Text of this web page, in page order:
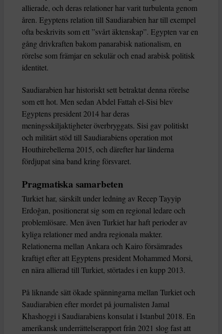
allierade, och deras relationer har varit turbulenta genom
åren. Egyptens relation till Saudiarabien har till exempel
ofta beskrivits som ett ”svårt äktenskap”. Egypten var en
gång drivkraften bakom panarabisk nationalism, en
rörelse som främjar en sekulär och enad arabisk politisk
identitet.
Saudiarabien har historiskt sett betraktat denna rörelse
som ett hot. Men sedan Abdel Fattah el-Sisi blev
Egyptens president 2014 har deras
meningsskiljaktigheter överbryggats. Sisi gav politiskt
och militärt stöd till Saudiarabiens operation mot
Houthirebellerna 2015, och därefter har länderna
fördjupat sina band kring försvaret.
Pragmatiska samarbeten
Turkiet har, särskilt under ledning av Recep Tayyip
Erdoğan, positionerat sig som en regional ledare och
problemlösare. Men även Turkiet har haft perioder av
kyliga relationer med andra regionala makter.
Relationerna mellan Ankara och Kairo försämrades
kraftigt efter att Egyptens president Mohammed Morsi,
en nära allierad till Turkiet, störtades i en kupp 2013.
På liknande sätt ökade spänningarna mellan Turkiet och
Saudiarabien efter mordet på journalisten Jamal
Khashoggi i Saudiarabiens konsulat i Istanbul 2018. En
amerikansk underrättelserapport från 2021 slog fast att